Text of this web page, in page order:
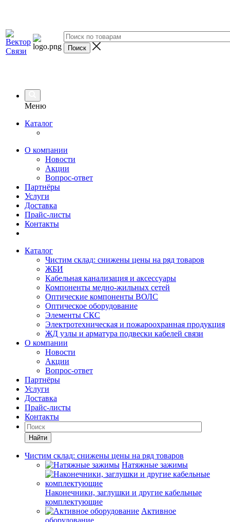
Меню
Каталог
О компании
Новости
Акции
Вопрос-ответ
Партнёры
Услуги
Доставка
Прайс-листы
Контакты
Каталог
Чистим склад: снижены цены на ряд товаров
ЖБИ
Кабельная канализация и аксессуары
Компоненты медно-жильных сетей
Оптические компоненты ВОЛС
Оптическое оборудование
Элементы СКС
Электротехническая и пожароохранная продукция
ЖД узлы и арматура подвески кабелей связи
О компании
Новости
Акции
Вопрос-ответ
Партнёры
Услуги
Доставка
Прайс-листы
Контакты
Найти
Чистим склад: снижены цены на ряд товаров
Натяжные зажимы
Наконечники, заглушки и другие кабельные
комплектующие
Активное
оборудование